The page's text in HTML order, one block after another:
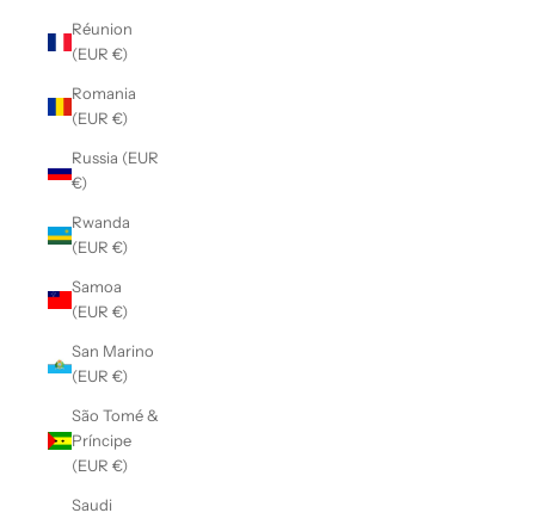
Réunion
(EUR €)
Romania
(EUR €)
Russia (EUR
€)
Rwanda
(EUR €)
Samoa
(EUR €)
San Marino
(EUR €)
São Tomé &
Príncipe
(EUR €)
Saudi